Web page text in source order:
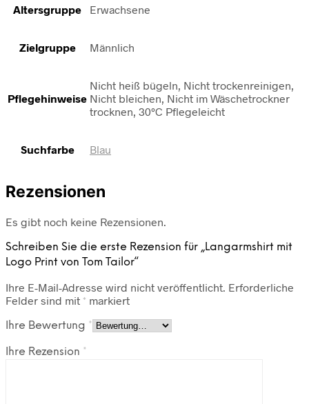
Altersgruppe Erwachsene
Zielgruppe Männlich
Pflegehinweise
Nicht heiß bügeln, Nicht trockenreinigen,
Nicht bleichen, Nicht im Wäschetrockner
trocknen, 30°C Pflegeleicht
Suchfarbe Blau
Rezensionen
Es gibt noch keine Rezensionen.
Schreiben Sie die erste Rezension für „Langarmshirt mit
Logo Print von Tom Tailor“
Ihre E-Mail-Adresse wird nicht veröffentlicht. Erforderliche
Felder sind mit * markiert
Ihre Bewertung *
Ihre Rezension *